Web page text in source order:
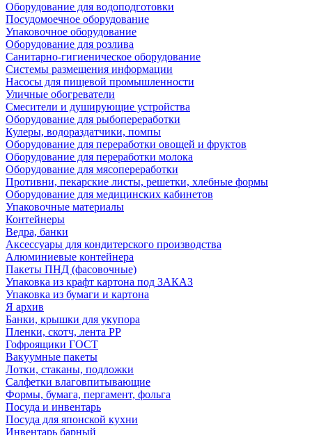
Оборудование для водоподготовки
Посудомоечное оборудование
Упаковочное оборудование
Оборудование для розлива
Санитарно-гигиеническое оборудование
Системы размещения информации
Насосы для пищевой промышленности
Уличные обогреватели
Смесители и душирующие устройства
Оборудование для рыбопереработки
Кулеры, водораздатчики, помпы
Оборудование для переработки овощей и фруктов
Оборудование для переработки молока
Оборудование для мясопереработки
Противни, пекарские листы, решетки, хлебные формы
Оборудование для медицинских кабинетов
Упаковочные материалы
Контейнеры
Ведра, банки
Аксессуары для кондитерского производства
Алюминиевые контейнера
Пакеты ПНД (фасовочные)
Упаковка из крафт картона под ЗАКАЗ
Упаковка из бумаги и картона
Я архив
Банки, крышки для укупора
Пленки, скотч, лента РР
Гофроящики ГОСТ
Вакуумные пакеты
Лотки, стаканы, подложки
Салфетки влаговпитывающие
Формы, бумага, пергамент, фольга
Посуда и инвентарь
Посуда для японской кухни
Инвентарь барный